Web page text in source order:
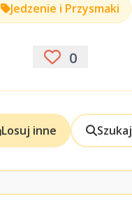
Jedzenie i Przysmaki
0
Losuj inne Szukaj